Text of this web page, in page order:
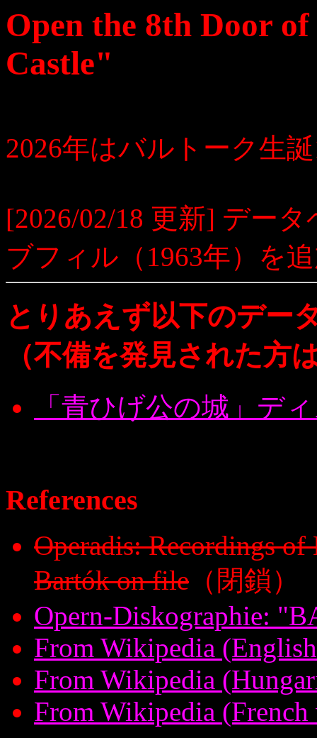
Open the 8th Door
Castle"
2026年はバルトーク生
[2026/02/18 更新] デー
ブフィル（1963年）を
とりあえず以下のデー
（不備を発見された方
「青ひげ公の城」デ
References
Operadis: Recordings of
Bartók on file （閉鎖）
Opern-Diskographie:
From Wikipedia
From Wikipedia
From Wikipedia (French